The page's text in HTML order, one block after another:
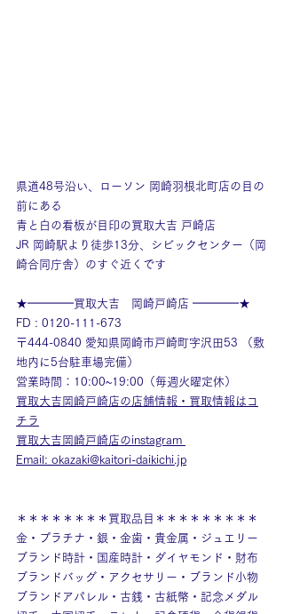
県道48号沿い、ローソン 岡崎羽根北町店の目の
前にある
青と白の看板が目印の買取大吉 戸崎店
JR 岡崎駅より徒歩13分、シビックセンター（岡
崎合同庁舎）のすぐ近くです
★━━━━買取大吉　岡崎戸崎店 ━━━━★
FD : 0120-111-673
〒444-0840 愛知県岡崎市戸崎町字沢田53 （敷
地内に5台駐車場完備）
営業時間：10:00~19:00（毎週火曜定休）
買取大吉岡崎戸崎店の店舗情報・買取情報はコ
チラ
買取大吉岡崎戸崎店のinstagram
Email: okazaki@kaitori-daikichi.jp
＊＊＊＊＊＊＊＊買取品目＊＊＊＊＊＊＊＊＊
金・プラチナ・銀・金歯・貴金属・ジュエリー
ブランド時計・国産時計・ダイヤモンド・財布
ブランドバッグ・アクセサリー・ブランド小物
ブランドアパレル・古銭・古紙幣・記念メダル